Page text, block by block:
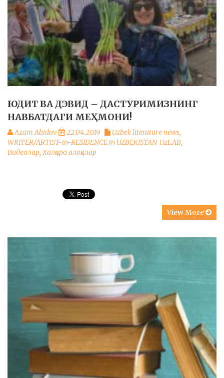
ЮДИТ ВА ДЭВИД – ДАСТУРИМИЗНИНГ
НАВБАТДАГИ МЕҲМОНИ!
Azam Abidov 22.04.2019 Uzbek literature news,
WRITER/ARTIST-in-RESIDENCE in UZBEKISTAN. UzLAB,
Видеолар,Халқаро алоқалар
View More